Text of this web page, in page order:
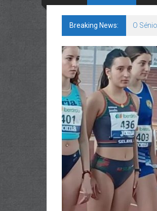
Breaking News: O